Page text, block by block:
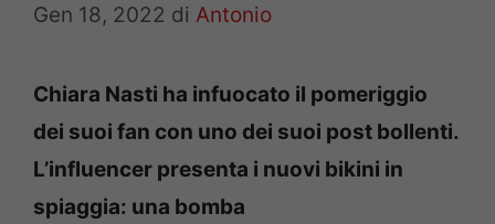
Gen 18, 2022 di Antonio
Chiara Nasti ha infuocato il pomeriggio
dei suoi fan con uno dei suoi post bollenti.
L’influencer presenta i nuovi bikini in
spiaggia: una bomba